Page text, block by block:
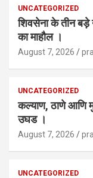
UNCATEGORIZED
शिवसेना के तीन बड़े
का माहौल ।
August 7, 2026
UNCATEGORIZED
कल्याण, ठाणे आणि
उघड ।
August 7, 2026
UNCATEGORIZED